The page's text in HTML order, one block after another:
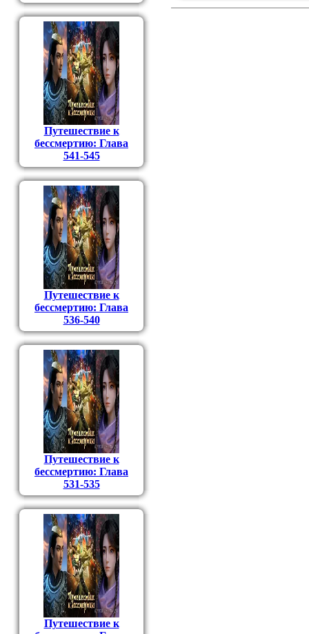
Путешествие к
бессмертию: Глава
541-545
Путешествие к
бессмертию: Глава
536-540
Путешествие к
бессмертию: Глава
531-535
Путешествие к